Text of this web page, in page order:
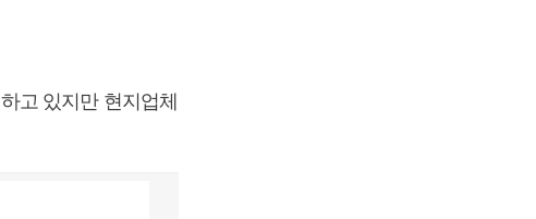
고 있지만 현지업체